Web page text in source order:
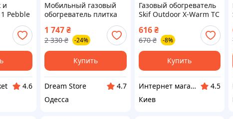
и
Pebble
mAh
4.6
Мобильный газовый
обогреватель плитка
инфракрасный прибор
для палатки
туристическая стор1
1 747₴
2 330 ₴ -24%
Купить
Dream Store
4.7
Одесса
Газовый обогреватель
Skif Outdoor X-Warm TC
Доступный
616 ₴
670 ₴ -8%
Купить
Интернет магазин "Домовичок"
4.5
Киев